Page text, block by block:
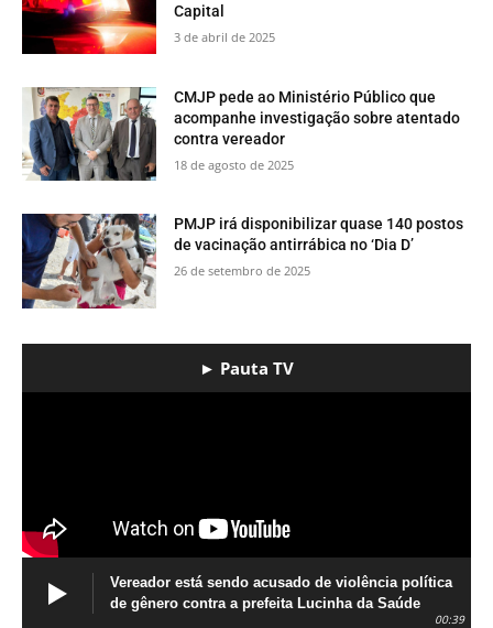
Capital
3 de abril de 2025
CMJP pede ao Ministério Público que
acompanhe investigação sobre atentado
contra vereador
18 de agosto de 2025
PMJP irá disponibilizar quase 140 postos
de vacinação antirrábica no ‘Dia D’
26 de setembro de 2025
► Pauta TV
Vereador está sendo acusado de violência política
de gênero contra a prefeita Lucinha da Saúde
00:39